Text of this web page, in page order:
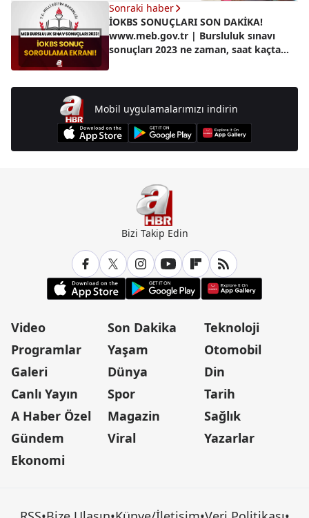
Sonraki haber
İOKBS SONUÇLARI SON DAKİKA!
www.meb.gov.tr | Bursluluk sınavı
sonuçları 2023 ne zaman, saat kaçta
Mobil uygulamalarımızı indirin
Bizi Takip Edin
Video
Programlar
Galeri
Canlı Yayın
A Haber Özel
Gündem
Ekonomi
Son Dakika
Yaşam
Dünya
Spor
Magazin
Viral
Teknoloji
Otomobil
Din
Tarih
Sağlık
Yazarlar